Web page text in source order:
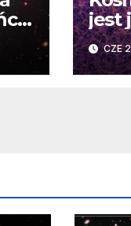
jest
CZE